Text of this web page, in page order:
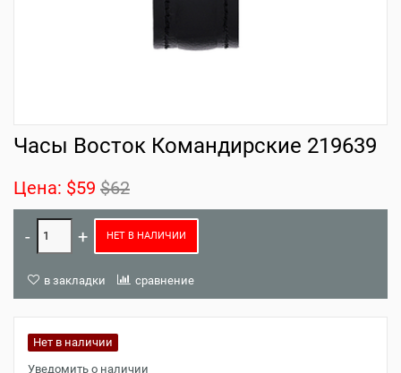
Часы Восток Командирские 219639
Цена: $59 $62
НЕТ В НАЛИЧИИ
в закладки сравнение
Нет в наличии
Уведомить о наличии